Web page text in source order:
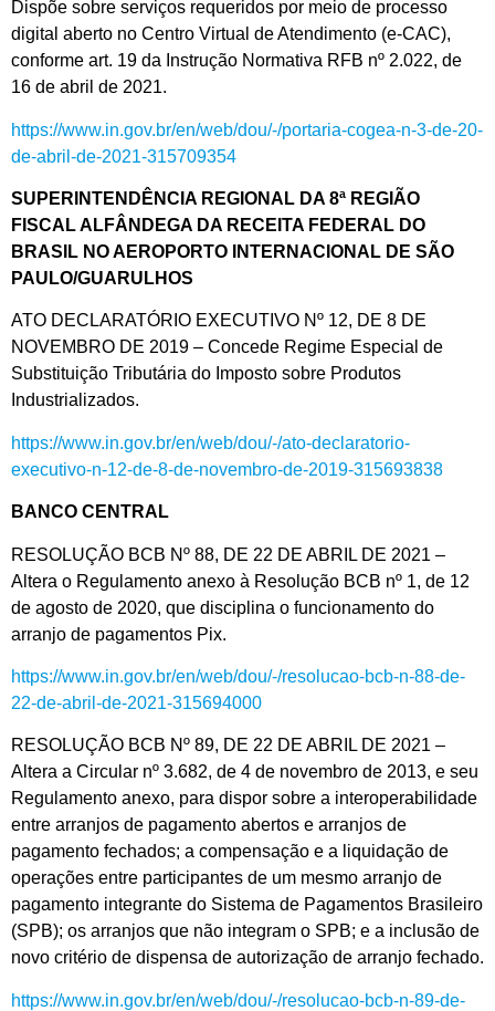
Dispõe sobre serviços requeridos por meio de processo
digital aberto no Centro Virtual de Atendimento (e-CAC),
conforme art. 19 da Instrução Normativa RFB nº 2.022, de
16 de abril de 2021.
https://www.in.gov.br/en/web/dou/-/portaria-cogea-n-3-de-20-
de-abril-de-2021-315709354
SUPERINTENDÊNCIA REGIONAL DA 8ª REGIÃO
FISCAL ALFÂNDEGA DA RECEITA FEDERAL DO
BRASIL NO AEROPORTO INTERNACIONAL DE SÃO
PAULO/GUARULHOS
ATO DECLARATÓRIO EXECUTIVO Nº 12, DE 8 DE
NOVEMBRO DE 2019 – Concede Regime Especial de
Substituição Tributária do Imposto sobre Produtos
Industrializados.
https://www.in.gov.br/en/web/dou/-/ato-declaratorio-
executivo-n-12-de-8-de-novembro-de-2019-315693838
BANCO CENTRAL
RESOLUÇÃO BCB Nº 88, DE 22 DE ABRIL DE 2021 –
Altera o Regulamento anexo à Resolução BCB nº 1, de 12
de agosto de 2020, que disciplina o funcionamento do
arranjo de pagamentos Pix.
https://www.in.gov.br/en/web/dou/-/resolucao-bcb-n-88-de-
22-de-abril-de-2021-315694000
RESOLUÇÃO BCB Nº 89, DE 22 DE ABRIL DE 2021 –
Altera a Circular nº 3.682, de 4 de novembro de 2013, e seu
Regulamento anexo, para dispor sobre a interoperabilidade
entre arranjos de pagamento abertos e arranjos de
pagamento fechados; a compensação e a liquidação de
operações entre participantes de um mesmo arranjo de
pagamento integrante do Sistema de Pagamentos Brasileiro
(SPB); os arranjos que não integram o SPB; e a inclusão de
novo critério de dispensa de autorização de arranjo fechado.
https://www.in.gov.br/en/web/dou/-/resolucao-bcb-n-89-de-